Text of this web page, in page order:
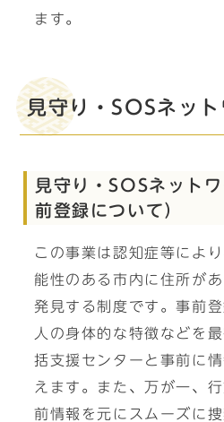
ます。
見守り・SOSネッ
見守り・SOSネット
前登録について）
この事業は認知症等によ
能性のある市内に住所が
発見する制度です。事前
人の身体的な特徴などを
括支援センターと事前に
えます。また、万が一、
前情報を元にスムーズに